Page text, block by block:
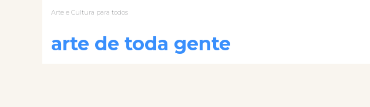
Arte e Cultura para todos
arte de toda gente